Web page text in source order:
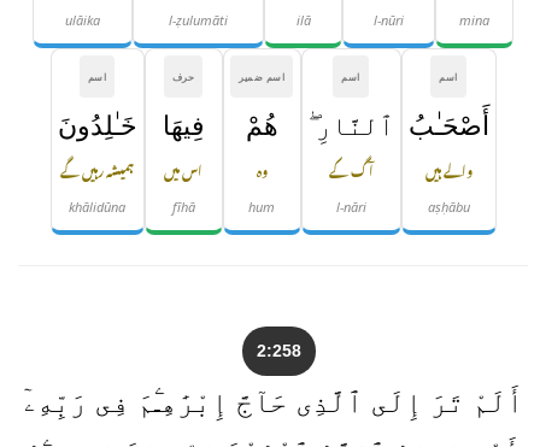
mina
l-nūri
ilā
l-ẓulumāti
ulāika
اسم
أَصْحَـٰبُ
والے ہیں
aṣḥābu
اسم
ٱلنَّارِ ۖ
آگ کے
l-nāri
اسم ضمیر
هُمْ
وہ
hum
حرف
فِيهَا
اس میں
fīhā
اسم
خَـٰلِدُونَ
ہمیشہ رہیں گے
khālidūna
2:258
أَلَمْ تَرَ إِلَى ٱلَّذِى حَآجَّ إِبْرَٰهِـۧمَ فِى رَبِّهِۦٓ